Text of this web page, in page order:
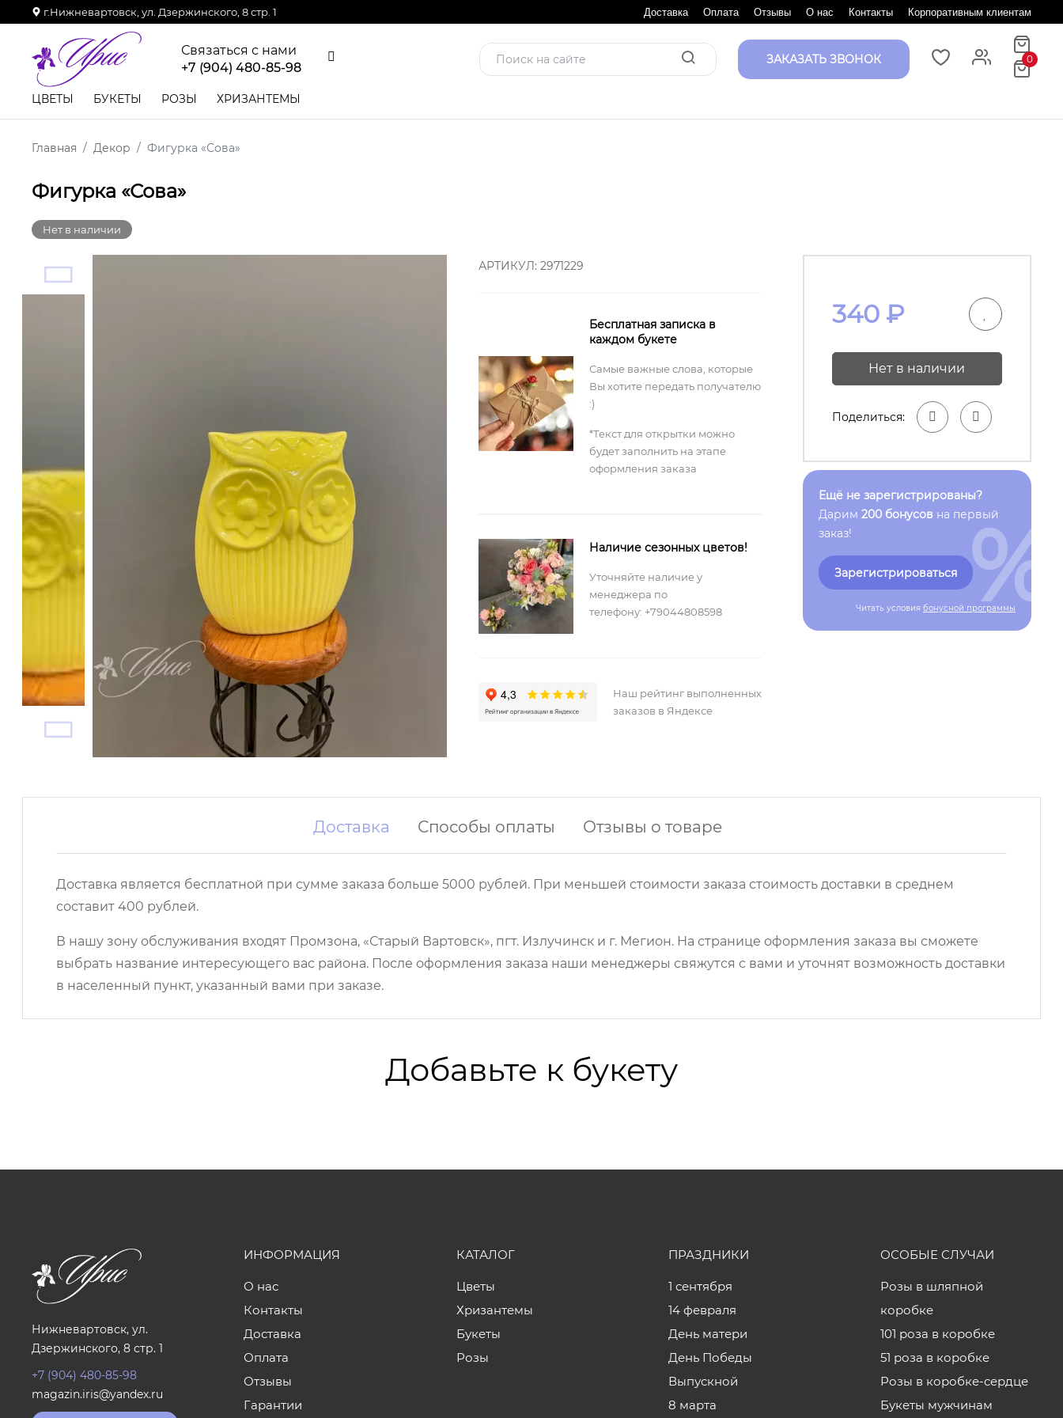
г.Нижневартовск, ул. Дзержинского, 8 стр. 1 Доставка Оплата Отзывы О нас Контакты Корпоративным клиентам
Связаться с нами
+7 (904) 480-85-98
ЗАКАЗАТЬ ЗВОНОК 0
ЦВЕТЫ БУКЕТЫ РОЗЫ ХРИЗАНТЕМЫ
Главная Декор Фигурка «Сова»
Фигурка «Сова»
Нет в наличии
АРТИКУЛ: 2971229
Бесплатная записка в
каждом букете
Самые важные слова, которые
Вы хотите передать получателю
:)
*Текст для открытки можно
будет заполнить на этапе
оформления заказа
Наличие сезонных цветов!
Уточняйте наличие у
менеджера по
телефону: +79044808598
Наш рейтинг выполненных
заказов в Яндексе
340₽
Нет в наличии
Поделиться:
Ещё не зарегистрированы?
Дарим 200 бонусов на первый
заказ!
Зарегистрироваться
Читать условия бонусной программы
%
Доставка Способы оплаты Отзывы о товаре
Доставка является бесплатной при сумме заказа больше 5000 рублей. При меньшей стоимости заказа стоимость доставки в среднем
составит 400 рублей.
В нашу зону обслуживания входят Промзона, «Старый Вартовск», пгт. Излучинск и г. Мегион. На странице оформления заказа вы сможете
выбрать название интересующего вас района. После оформления заказа наши менеджеры свяжутся с вами и уточнят возможность доставки
в населенный пункт, указанный вами при заказе.
Добавьте к букету
Нижневартовск, ул.
Дзержинского, 8 стр. 1
+7 (904) 480-85-98
magazin.iris@yandex.ru
ИНФОРМАЦИЯ
О нас
Контакты
Доставка
Оплата
Отзывы
Гарантии
КАТАЛОГ
Цветы
Хризантемы
Букеты
Розы
ПРАЗДНИКИ
1 сентября
14 февраля
День матери
День Победы
Выпускной
8 марта
ОСОБЫЕ СЛУЧАИ
Розы в шляпной
коробке
101 роза в коробке
51 роза в коробке
Розы в коробке-сердце
Букеты мужчинам